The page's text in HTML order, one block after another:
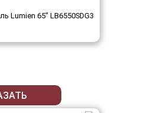
Lumien 65" LB6550SDG3